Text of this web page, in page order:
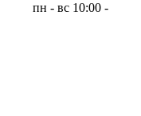
пн - вс 10:00 -